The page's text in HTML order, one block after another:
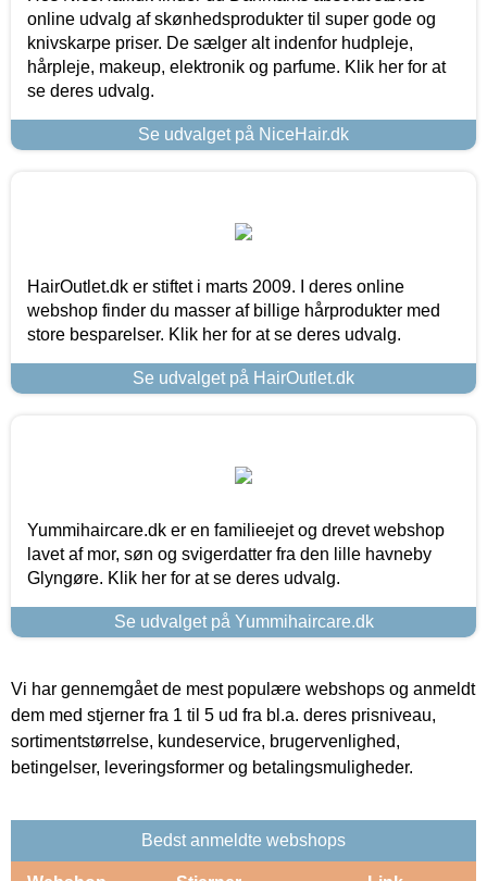
online udvalg af skønhedsprodukter til super gode og
knivskarpe priser. De sælger alt indenfor hudpleje,
hårpleje, makeup, elektronik og parfume. Klik her for at
se deres udvalg.
Se udvalget på NiceHair.dk
HairOutlet.dk er stiftet i marts 2009. I deres online
webshop finder du masser af billige hårprodukter med
store besparelser. Klik her for at se deres udvalg.
Se udvalget på HairOutlet.dk
Yummihaircare.dk er en familieejet og drevet webshop
lavet af mor, søn og svigerdatter fra den lille havneby
Glyngøre. Klik her for at se deres udvalg.
Se udvalget på Yummihaircare.dk
Vi har gennemgået de mest populære webshops og anmeldt
dem med stjerner fra 1 til 5 ud fra bl.a. deres prisniveau,
sortimentstørrelse, kundeservice, brugervenlighed,
betingelser, leveringsformer og betalingsmuligheder.
Bedst anmeldte webshops